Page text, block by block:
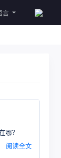
言
哪？
阅读全文